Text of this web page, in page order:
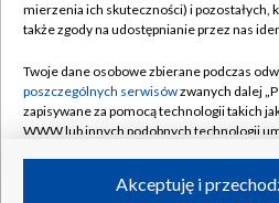
Naziemna Telewizja Cyfrowa
Rada Programowa
System NOS
Informacje o nadawcy
Program dla prasy
mierzenia ich skuteczności) i pozostałych,
także zgody na udostępnianie przez nas
Twoje dane osobowe zbierane podczas
poszczególnych serwisówzwanych dalej
zapisywane za pomocą technologii takich
WWW lub innych podobnych technologii
ruchu w Internecie.Akceptuję i